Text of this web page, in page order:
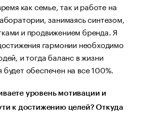
как семье, так и работе на
занимаясь синтезом,
и продвижением бренда. Я
гармонии необходимо
и тогда баланс в жизни
обеспечен на все 100%.
уровень мотивации и
к достижению целей? Откуда